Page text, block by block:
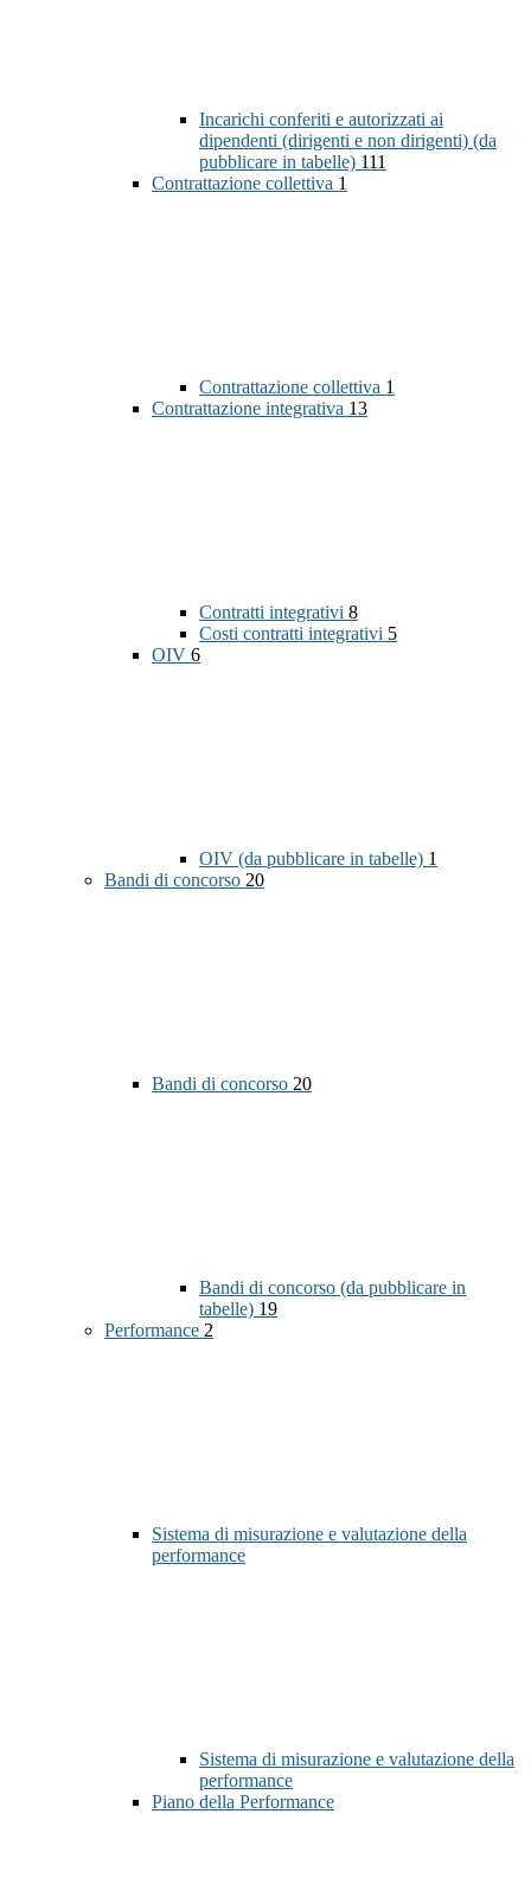
Incarichi conferiti e autorizzati ai
dipendenti (dirigenti e non dirigenti) (da
pubblicare in tabelle) 111
Contrattazione collettiva 1
Contrattazione collettiva 1
Contrattazione integrativa 13
Contratti integrativi 8
Costi contratti integrativi 5
OIV 6
OIV (da pubblicare in tabelle) 1
Bandi di concorso 20
Bandi di concorso 20
Bandi di concorso (da pubblicare in
tabelle) 19
Performance 2
Sistema di misurazione e valutazione della
performance
Sistema di misurazione e valutazione della
performance
Piano della Performance